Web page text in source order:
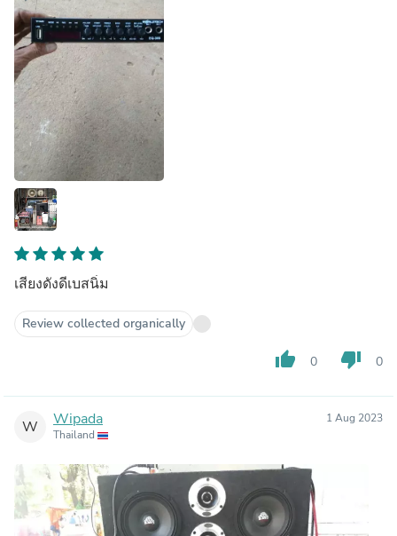
เสียงดังดีเบสนิ่ม
Review collected organically
thumb_up 0 thumb_down 0
W Wipada
Thailand
1 Aug 2023